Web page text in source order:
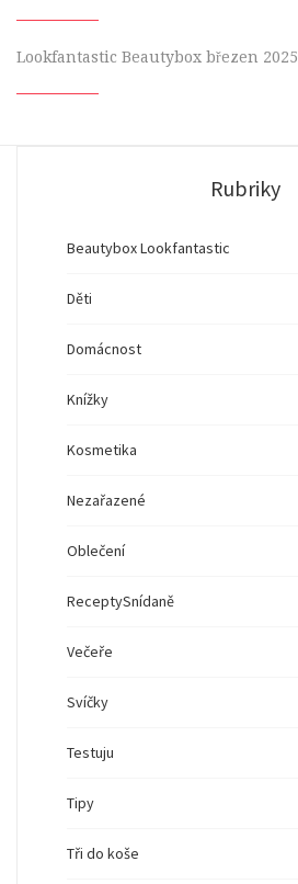
Lookfantastic Beautybox březen 2025
Rubriky
Beautybox Lookfantastic
Děti
Domácnost
Knížky
Kosmetika
Nezařazené
Oblečení
ReceptySnídaně
Večeře
Svíčky
Testuju
Tipy
Tři do koše